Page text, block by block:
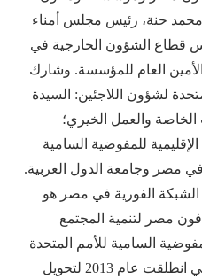
حنة، رئيس مجلس أمناء
قطاع الشؤون الخارجية في
العام للمؤسسة. وشارك
لشؤون اللاجئين: السيدة
والعمل الخيري؛
للمفوضية السامية
مصر وجامعة الدول العربية.
الشبكة الفورية في مصر هو
مصر لتنمية المجتمع
السامية للأمم المتحدة
لشؤون اللاجئين (UNHCR) والتي انطلقت عام 2013 لتحويل